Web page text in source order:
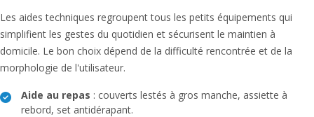
Les aides techniques regroupent tous les petits équipements qui
simplifient les gestes du quotidien et sécurisent le maintien à
domicile. Le bon choix dépend de la difficulté rencontrée et de la
morphologie de l'utilisateur.
Aide au repas : couverts lestés à gros manche, assiette à
rebord, set antidérapant.